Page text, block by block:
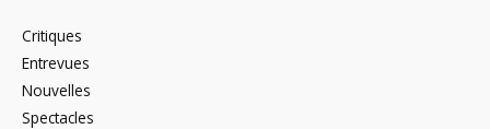
Critiques
Entrevues
Nouvelles
Spectacles